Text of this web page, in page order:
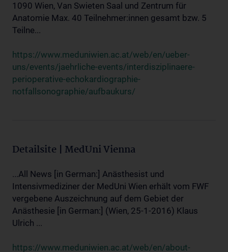
1090 Wien, Van Swieten Saal und Zentrum für
Anatomie Max. 40 Teilnehmer:innen gesamt bzw. 5
Teilne...
https://www.meduniwien.ac.at/web/en/ueber-
uns/events/jaehrliche-events/interdisziplinaere-
perioperative-echokardiographie-
notfallsonographie/aufbaukurs/
Detailsite | MedUni Vienna
...All News [in German:] Anästhesist und
Intensivmediziner der MedUni Wien erhält vom FWF
vergebene Auszeichnung auf dem Gebiet der
Anästhesie [in German:] (Wien, 25-1-2016) Klaus
Ulrich ...
https://www.meduniwien.ac.at/web/en/about-